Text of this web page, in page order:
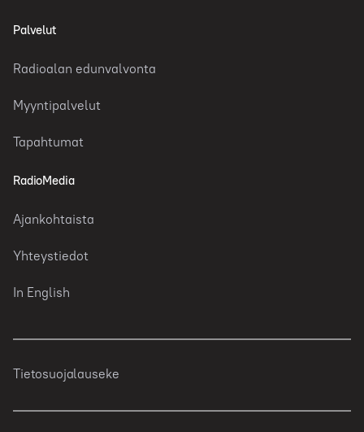
Palvelut
Radioalan edunvalvonta
Myyntipalvelut
Tapahtumat
RadioMedia
Ajankohtaista
Yhteystiedot
In English
Tietosuojalauseke